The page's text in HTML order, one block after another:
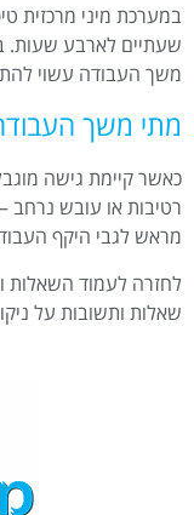
במערכת מיני מרכזית
שעתיים לארבע שעות.
משך העבודה עשוי
מתי משך
כאשר קיימת גישה
רטיבות או עובש נרחב
מראש לגבי היקף
לחזרה לעמוד השאלות
שאלות ותשובות על